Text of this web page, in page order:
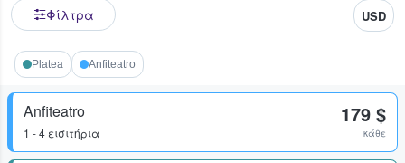
Φίλτρα USD
Platea Anfiteatro
Anfiteatro
1 - 4 εισιτήρια
179 $
κάθε